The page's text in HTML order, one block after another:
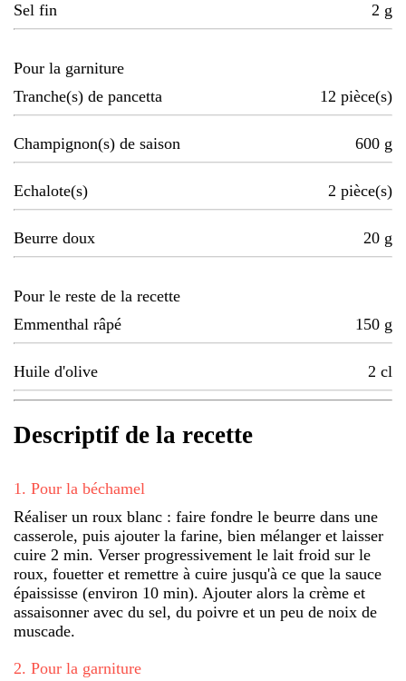
Sel fin 2 g
Pour la garniture
Tranche(s) de pancetta
12 pièce(s)
Champignon(s) de saison 600 g
Echalote(s) 2 pièce(s)
Beurre doux 20 g
Pour le reste de la recette
Emmenthal râpé
150 g
Huile d'olive 2 cl
Descriptif de la recette
1 . Pour la béchamel
Réaliser un roux blanc : faire fondre le beurre dans une
casserole, puis ajouter la farine, bien mélanger et laisser
cuire 2 min. Verser progressivement le lait froid sur le
roux, fouetter et remettre à cuire jusqu'à ce que la sauce
épaississe (environ 10 min). Ajouter alors la crème et
assaisonner avec du sel, du poivre et un peu de noix de
muscade.
2. Pour la garniture